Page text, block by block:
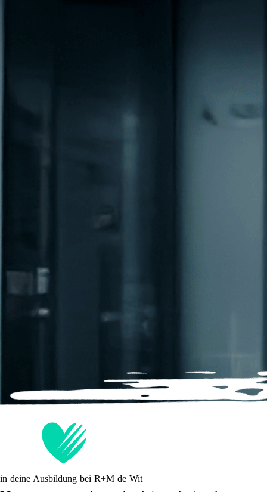
in deine Ausbildung bei R+M de Wit